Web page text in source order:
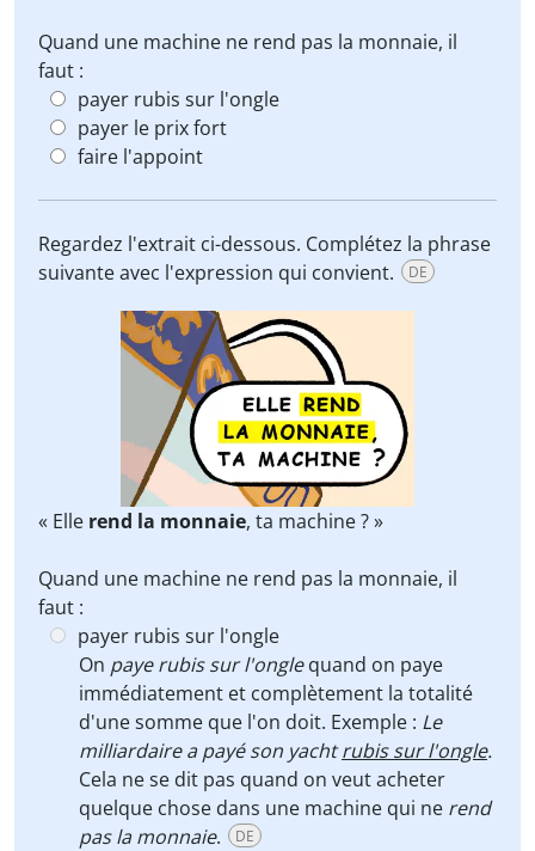
Quand une machine ne rend pas la monnaie, il
faut :
payer rubis sur l'ongle
payer le prix fort
faire l'appoint
Regardez l'extrait ci-dessous. Complétez la phrase
suivante avec l'expression qui convient.
DE
« Elle rend la monnaie, ta machine ? »
Quand une machine ne rend pas la monnaie, il
faut :
payer rubis sur l'ongle
On paye rubis sur l'onglequand on paye
immédiatement et complètement la totalité
d'une somme que l'on doit. Exemple : Le
milliardaire a payé son yachtrubis sur l'ongle.
Cela ne se dit pas quand on veut acheter
quelque chose dans une machine qui ne rend
pas la monnaie. DE